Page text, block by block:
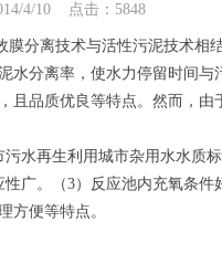
4/10 点击：5848
膜分离技术与活性污泥技术相
水分离率，使水力停留时间与
且品质优良等特点。然而，由
水再生利用城市杂用水水质标
广。（3）反应池内充氧条件
方便等特点。